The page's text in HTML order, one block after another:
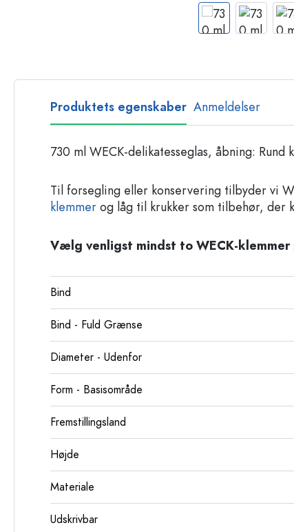
Glasflasker
Plastflasker
Produktets egenskaber Anmeldelser
730 ml WECK-delikatesseglas, åbning: Rund
Til forsegling eller konservering tilbyder vi
klemmer og låg til krukker som tilbehør, der
Vælg venligst mindst to WECK-klemmer
Bind
Bind - Fuld Grænse
Diameter - Udenfor
Form - Basisområde
Fremstillingsland
Højde
Materiale
Udskrivbar